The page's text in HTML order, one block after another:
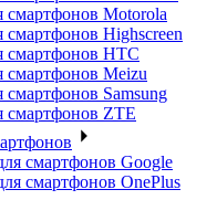
смартфонов Motorola
смартфонов Highscreen
смартфонов HTC
смартфонов Meizu
смартфонов Samsung
смартфонов ZTE
смартфонов Google
смартфонов OnePlus